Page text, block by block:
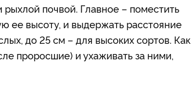
рыхлой почвой. Главное – поместить
ее высоту, и выдержать расстояние
до 25 см – для высоких сортов. Как
проросшие) и ухаживать за ними,